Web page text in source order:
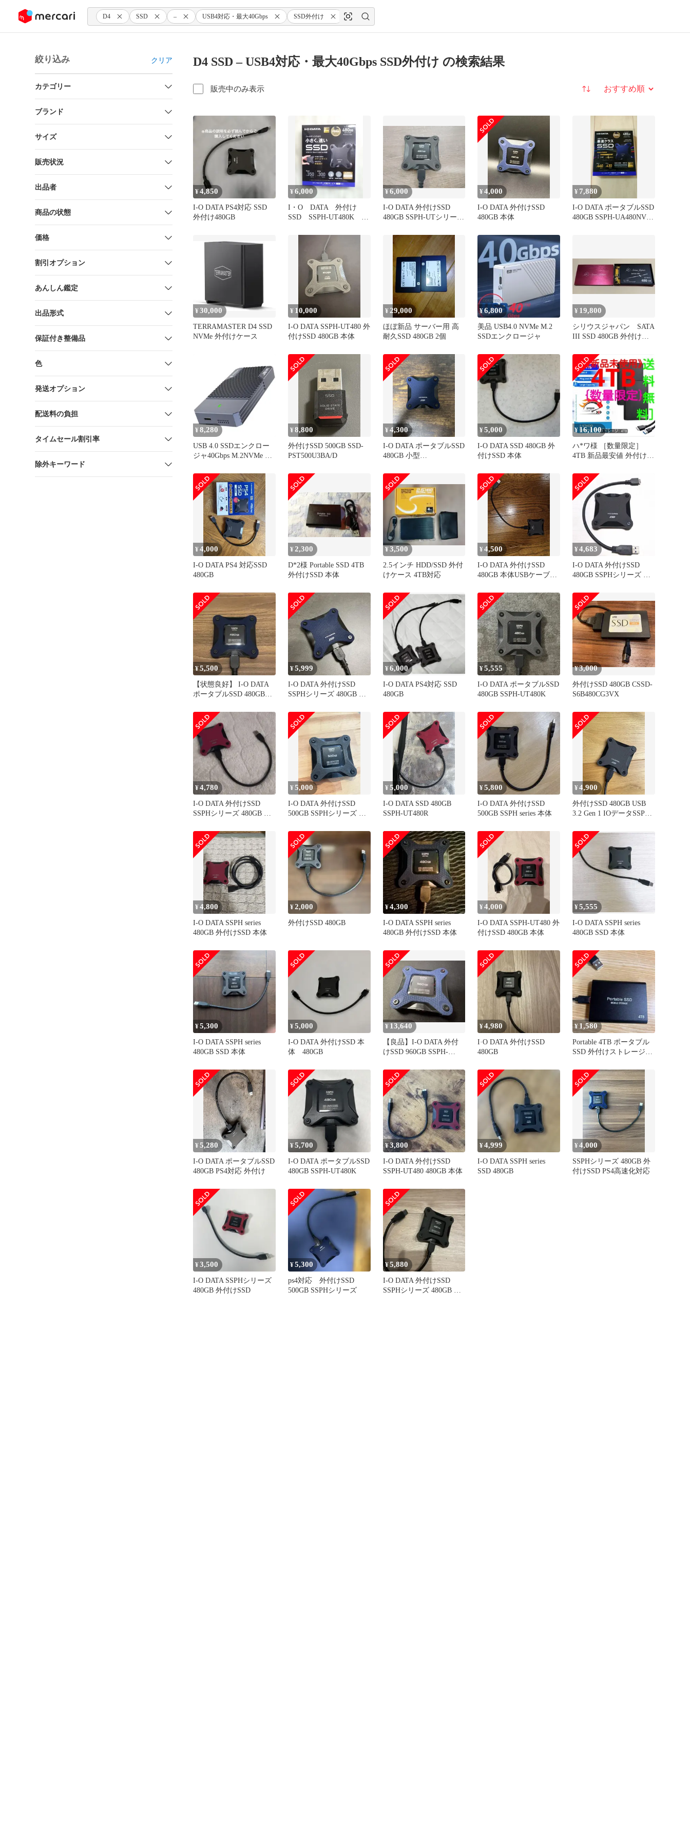
ツにスキップ D4 SSD – USB4対応・最大40Gbps SSD外付け
絞り込み クリア
カテゴリー
ブランド
サイズ
販売状況
出品者
商品の状態
価格
割引オプション
あんしん鑑定
出品形式
保証付き整備品
色
発送オプション
配送料の負担
タイムセール割引率
除外キーワード
D4 SSD – USB4対応・最大40Gbps SSD外付け の検索結果
販売中のみ表示 並び替え
¥4,850
I-O DATA PS4対応 SSD
外付け480GB
¥6,000
I・O DATA 外付け
SSD SSPH-UT480K
¥6,000
I-O DATA 外付けSSD
480GB SSPH-UTシリー
¥4,000
I-O DATA 外付けSSD
480GB 本体
¥ 7,880
I-O DATA ポータブルSSD
480GB SSPH-UA480NV
¥30,000
TERRAMASTER D4 SSD
NVMe 外付けケース
¥ 10,000
I-O DATA SSPH-UT480 外
付けSSD 480GB 本体
¥ 29,000
ほぼ新品 サーバー用 高
耐久SSD 480GB 2個
¥6,800
美品 USB4.0 NVMe M.2
SSDエンクロージャ
¥ 19,800
シリウスジャパン SATA
III SSD 480GB 外付け
¥ 8,280
USB 4.0 SSDエンクロー
ジャ40Gbps M.2NVMe ド
¥8,800
外付けSSD 500GB SSD-
PST500U3BA/D
¥4,300
I-O DATA ポータブルSSD
480GB 小型
¥5,000
I-O DATA SSD 480GB 外
付けSSD 本体
¥16,100
ハ*ワ様 ［数量限定］
4TB 新品最安値 外付けポ
¥4,000
I-O DATA PS4 対応SSD
480GB
¥ 2,300
D*2様 Portable SSD 4TB
外付けSSD 本体
¥3,500
2.5インチ HDD/SSD 外付
けケース 4TB対応
¥4,500
I-O DATA 外付けSSD
480GB 本体USBケーブル
¥4,683
I-O DATA 外付けSSD
480GB SSPHシリーズ 本
¥5,500
【状態良好】 I-O DATA
ポータブルSSD 480GB
¥5,999
I-O DATA 外付けSSD
SSPHシリーズ 480GB 本
¥6,000
I-O DATA PS4対応 SSD
480GB
¥5,555
I-O DATA ポータブルSSD
480GB SSPH-UT480K
¥3,000
外付けSSD 480GB CSSD-
S6B480CG3VX
¥4,780
I-O DATA 外付けSSD
SSPHシリーズ 480GB 本
¥5,000
I-O DATA 外付けSSD
500GB SSPHシリーズ 動
¥5,000
I-O DATA SSD 480GB
SSPH-UT480R
¥5,800
I-O DATA 外付けSSD
500GB SSPH series 本体
¥4,900
外付けSSD 480GB USB
3.2 Gen 1 IOデータSSPH-
¥4,800
I-O DATA SSPH series
480GB 外付けSSD 本体
¥2,000
外付けSSD 480GB
¥4,300
I-O DATA SSPH series
480GB 外付けSSD 本体
¥4,000
I-O DATA SSPH-UT480 外
付けSSD 480GB 本体
¥5,555
I-O DATA SSPH series
480GB SSD 本体
¥5,300
I-O DATA SSPH series
480GB SSD 本体
¥5,000
I-O DATA 外付けSSD 本
体 480GB
¥ 13,640
【良品】I-O DATA 外付
けSSD 960GB SSPH-
¥4,980
I·O DATA 外付けSSD
480GB
¥ 1,580
Portable 4TB ポータブル
SSD 外付けストレージケ
¥5,280
I-O DATA ポータブルSSD
480GB PS4対応 外付け
¥5,700
I-O DATA ポータブルSSD
480GB SSPH-UT480K
¥3,800
I-O DATA 外付けSSD
SSPH-UT480 480GB 本体
¥4,999
I-O DATA SSPH series
SSD 480GB
¥4,000
SSPHシリーズ 480GB 外
付けSSD PS4高速化対応
¥3,500
I-O DATA SSPHシリーズ
480GB 外付けSSD
¥5,300
ps4対応 外付けSSD
500GB SSPHシリーズ
¥5,880
I-O DATA 外付けSSD
SSPHシリーズ 480GB 本